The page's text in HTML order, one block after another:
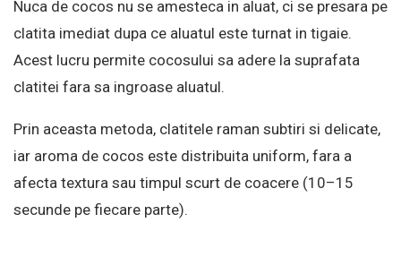
Nuca de cocos nu se amesteca in aluat, ci se presara pe
clatita imediat dupa ce aluatul este turnat in tigaie.
Acest lucru permite cocosului sa adere la suprafata
clatitei fara sa ingroase aluatul.
Prin aceasta metoda, clatitele raman subtiri si delicate,
iar aroma de cocos este distribuita uniform, fara a
afecta textura sau timpul scurt de coacere (10–15
secunde pe fiecare parte).